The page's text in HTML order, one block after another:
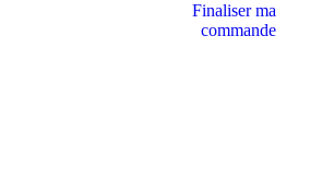
Finaliser ma
commande